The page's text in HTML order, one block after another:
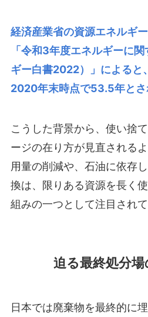
経済産業省の資源エネルギ
「 令和3年度エネルギーに
ギー白書2022）
」によると
2020年末時点で53.5年とさ
こうした背景から、使い捨
ージの在り方が見直される
用量の削減や、石油に依存
換は、限りある資源を長く
組みの一つとして注目されて
迫る最終処分
日本では廃棄物を最終的に